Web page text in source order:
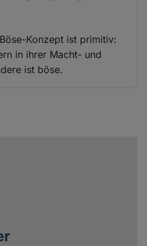
Konzept ist primitiv:
in ihrer Macht- und
ist böse.